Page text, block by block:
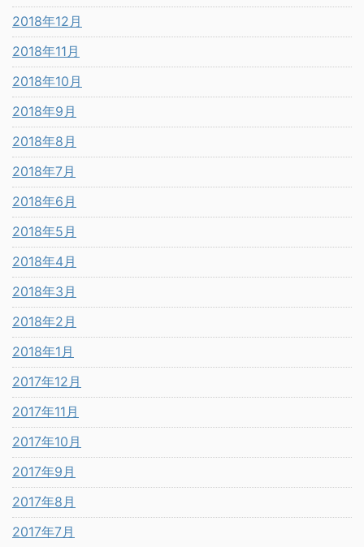
2018年12月
2018年11月
2018年10月
2018年9月
2018年8月
2018年7月
2018年6月
2018年5月
2018年4月
2018年3月
2018年2月
2018年1月
2017年12月
2017年11月
2017年10月
2017年9月
2017年8月
2017年7月